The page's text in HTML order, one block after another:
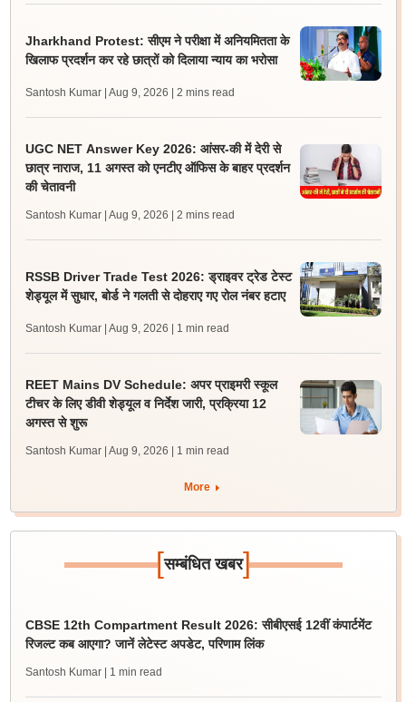
Jharkhand Protest: सीएम ने परीक्षा में अनियमितता के
खिलाफ प्रदर्शन कर रहे छात्रों को दिलाया न्याय का भरोसा
Santosh Kumar | Aug 9, 2026 | 2 mins read
UGC NET Answer Key 2026: आंसर-की में देरी से
छात्र नाराज, 11 अगस्त को एनटीए ऑफिस के बाहर प्रदर्शन
की चेतावनी
Santosh Kumar | Aug 9, 2026 | 2 mins read
RSSB Driver Trade Test 2026: ड्राइवर ट्रेड टेस्ट
शेड्यूल में सुधार, बोर्ड ने गलती से दोहराए गए रोल नंबर हटाए
Santosh Kumar | Aug 9, 2026 | 1 min read
REET Mains DV Schedule: अपर प्राइमरी स्कूल
टीचर के लिए डीवी शेड्यूल व निर्देश जारी, प्रक्रिया 12
अगस्त से शुरू
Santosh Kumar | Aug 9, 2026 | 1 min read
More
[सम्बंधित खबर]
CBSE 12th Compartment Result 2026: सीबीएसई 12वीं कंपार्टमेंट
रिजल्ट कब आएगा? जानें लेटेस्ट अपडेट, परिणाम लिंक
Santosh Kumar | 1 min read